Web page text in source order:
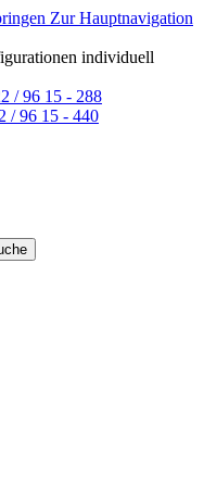
Zur Hauptnavigation
individuell
/ 96 15 - 288
/ 96 15 - 440